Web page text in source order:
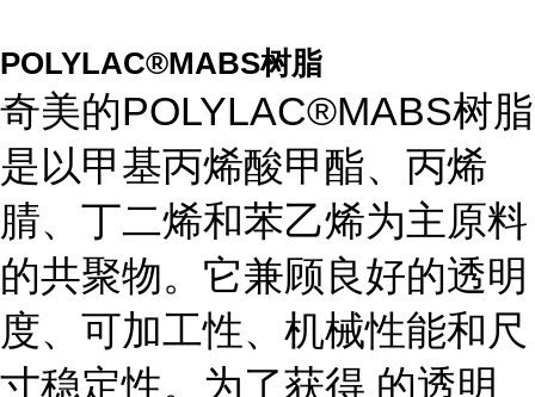
POLYLAC®MABS树脂
奇美的POLYLAC®MABS树脂
是以甲基丙烯酸甲酯、丙烯
腈、丁二烯和苯乙烯为主原料
的共聚物。它兼顾良好的透明
度、可加工性、机械性能和尺
寸稳定性。为了获得 的透明